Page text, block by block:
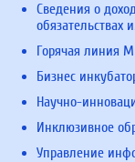
Сведения о
обязательствах
Горячая линия
Бизнес
Научно-
Инклюзивное
Управление